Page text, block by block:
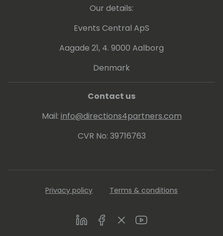
Our details:
Events Central ApS
Aagade 21, 4. 9000 Aalborg
Denmark
Contact us
Mail: info@directions4partners.com
CVR No: 39716763
Privacy policy Terms & conditions
LinkedInFacebookTwitterYoutube